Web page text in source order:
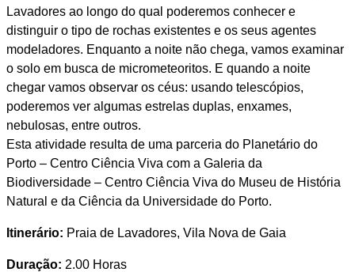
Lavadores ao longo do qual poderemos conhecer e
distinguir o tipo de rochas existentes e os seus agentes
modeladores. Enquanto a noite não chega, vamos examinar
o solo em busca de micrometeoritos. E quando a noite
chegar vamos observar os céus: usando telescópios,
poderemos ver algumas estrelas duplas, enxames,
nebulosas, entre outros.
Esta atividade resulta de uma parceria do Planetário do
Porto – Centro Ciência Viva com a Galeria da
Biodiversidade – Centro Ciência Viva do Museu de História
Natural e da Ciência da Universidade do Porto.
Itinerário: Praia de Lavadores, Vila Nova de Gaia
Duração: 2.00 Horas